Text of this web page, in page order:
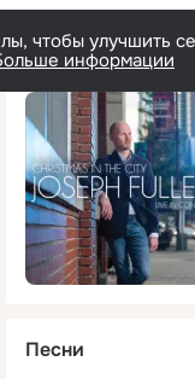
чтобы улучшить
информации
Песни